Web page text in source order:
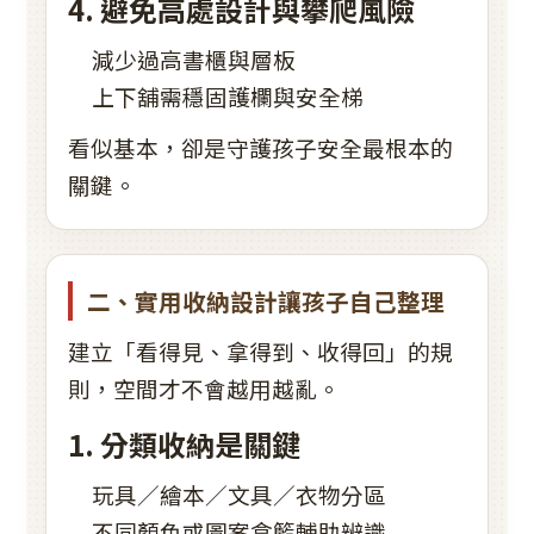
4. 避免高處設計與攀爬風險
減少過高書櫃與層板
上下舖需穩固護欄與安全梯
看似基本，卻是守護孩子安全最根本的
關鍵。
二、實用收納設計讓孩子自己整理
建立「看得見、拿得到、收得回」的規
則，空間才不會越用越亂。
1. 分類收納是關鍵
玩具／繪本／文具／衣物分區